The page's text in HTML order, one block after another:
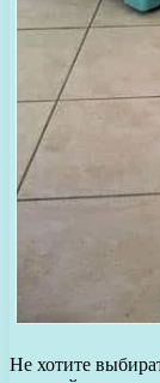
Не хотите